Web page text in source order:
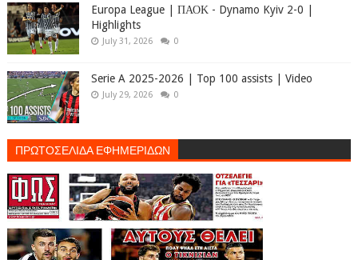
Europa League | ΠΑΟΚ - Dynamo Kyiv 2-0 |
Highlights
July 31, 2026 0
Serie A 2025-2026 | Top 100 assists | Video
July 29, 2026 0
ΠΡΩΤΟΣΕΛΙΔΑ ΕΦΗΜΕΡΙΔΩΝ